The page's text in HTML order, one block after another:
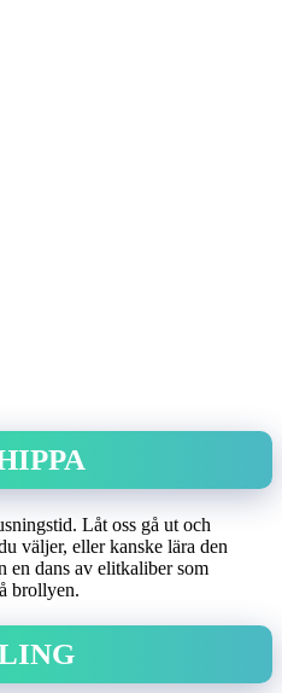
Låt oss gå ut och
väljer, eller kanske lära den
en dans av elitkaliber som
brollyen.